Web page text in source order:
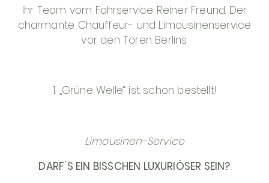
Ihr Team vom Fahrservice Reiner Freund. Der
charmante Chauffeur- und Limousinenservice
vor den Toren Berlins.
1. „Grüne Welle“ ist schon bestellt!
Limousinen-Service
DARF ́S EIN BISSCHEN LUXURIÖSER SEIN?